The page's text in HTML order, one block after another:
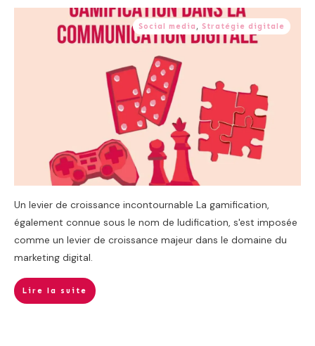
Social media , Stratégie digitale
Un levier de croissance incontournable La gamification,
également connue sous le nom de ludification, s'est imposée
comme un levier de croissance majeur dans le domaine du
marketing digital.
Lire la suite